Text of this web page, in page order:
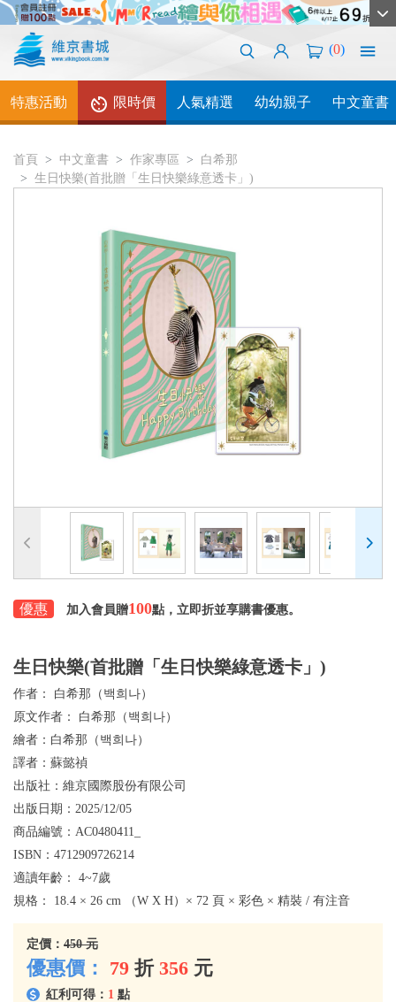
(0)
特惠活動 限時價 人氣精選 幼幼親子 中文童書
首頁 中文童書 作家專區
白希那
生日快樂(首批贈「生日快樂綠意透卡」)
優惠 加入會員贈100點，立即折並享購書優惠。
生日快樂(首批贈「生日快樂綠意透卡」)
作者： 白希那（백희나）
原文作者： 白希那（백희나）
繪者： 白希那（백희나）
譯者： 蘇懿禎
出版社： 維京國際股份有限公司
出版日期： 2025/12/05
商品編號： AC0480411_
ISBN： 4712909726214
適讀年齡： 4~7歲
規格： 18.4 × 26 cm （W X H）× 72 頁 × 彩色 × 精裝 / 有注音
定價： 450 元
優惠價： 79 折 356 元
紅利可得： 1 點